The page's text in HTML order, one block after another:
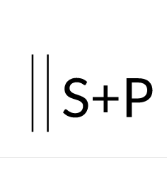
springen